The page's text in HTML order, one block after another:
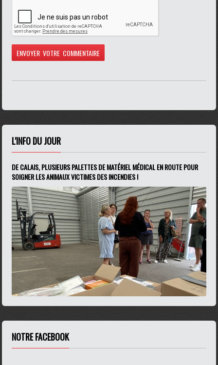
L'INFO DU JOUR
DE CALAIS, PLUSIEURS PALETTES DE MATÉRIEL MÉDICAL EN ROUTE POUR
SOIGNER LES ANIMAUX VICTIMES DES INCENDIES !
NOTRE FACEBOOK